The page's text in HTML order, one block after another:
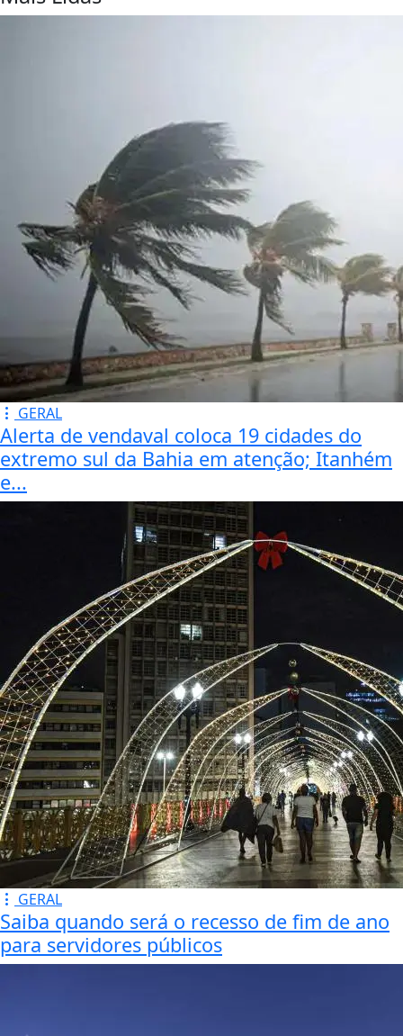
GERAL
Alerta de vendaval coloca 19 cidades do
extremo sul da Bahia em atenção; Itanhém
e...
GERAL
Saiba quando será o recesso de fim de ano
para servidores públicos